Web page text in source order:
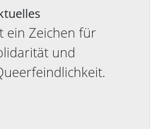
ein Zeichen für
und